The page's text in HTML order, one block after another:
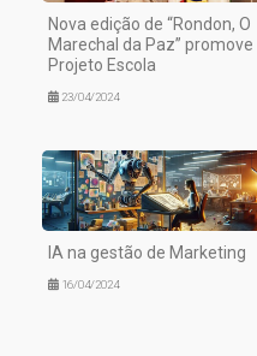
Nova edição de “Rondon, O
Marechal da Paz” promove
Projeto Escola
23/04/2024
IA na gestão de Marketing
16/04/2024